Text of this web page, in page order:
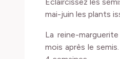
mai-juin les plants
La reine-
mois après le